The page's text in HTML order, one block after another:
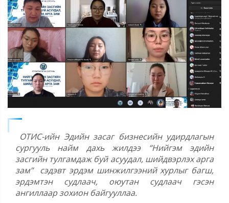
ОТИС-ийн Эдийн засаг бизнесийн удирдлагын
сургууль найм дахь жилдээ “Нийгэм эдийн
засгийн тулгамдаж буй асуудал, шийдвэрлэх арга
зам” сэдэвт эрдэм шинжилгээний хурлыг багш,
эрдэмтэн судлаач, оюутан судлаач гэсэн
ангиллаар зохион байгууллаа.